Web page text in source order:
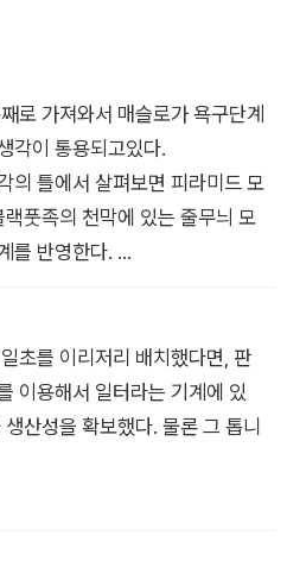
없다. 그 사람들을 믿을 책임이
이 사실이라는 것을 증명해야
것이다. 인종은 논쟁의 대상이
별주의자들과 논쟁을 벌이는 일
주의자들은 인종은 실제로 존재
이 이들의 알리바이다. 과학은
를 확보하게 해준다. ‘누구의 말
당연한 말처럼 보이지만 더 광범
히 살펴보자. 그러면 과학의 기
깊은 목적에 복무한다는 사실
리고 문명화되었다는 것은 동시
’
에 따라 자치구 내의 학교들을 구
을 뜬 지 48년 뒤이긴 하지만, 이
고 말해도 무방하다고 생각한다.
하는 국가라는 골턴의 비전에서
적인 역할을 맡았다. 그는 가장
은 지원하고 장려해야 하는 반면,
그렇게 하지 못하도록 막아야 한
스피어만이나 시릴 버트 같은 심
생각을 품고, 표준화된 지능 시
비전을 현실로 만들었다. 현재
각하는, 지능이 유전되는 것인가
을 도입시켜 영국의 정규 교육 시
겨지면, 명문 그래머 스쿨에 들
문법(grammar)이란 당연히 라
에서 태어난 아들인, 초기의 ‘제3
데 라 베가는 잉카인들이 “셀 수
록했다. 심지어는 전투와 싸움,
고 그들이 남긴 모든 연설과 언
적었다. 키푸 묶음을 읽는 사람
또는 ‘매듭 지킴이’들이었다.
좋게끔 기록을 보관해두고 있
은 이들을 확실히 위협적인 존재
1583년, 스페인 사람들은 페루
건이므로 모두 태워버려야 한다
카에서 벌어진 일에 관한 스페인
게 없애는 방법이었다. 1562년
가 책 27권을 비롯해 마야의 주
고 명령했을 때와 똑같은 수법이
페인의 총과 철만이 아니었다.
주민들은 먼저 제조업에 필요
노동력 구실을, 그다음에는 완성
했다. 이윤과 발전을 끝없이 가
연한 얘기겠지만, 식민지가 사라
우리가 뒤늦게야 인정하게 되었
는다면 말이다).
장한 제조업은 단순히 경제를 혁
업은 사람들이 일하는 방식을 완
는 사람들은 노동을, 그리고 그
융통성 있게 관리할 수가 있었다.
씨, 수확물, 일광 시간에 따라 좌
시간을 쓸 수가 있어서, 심지어
면서 그사이 몇 시간을 깬 채로
삼는 제조업 시스템이 자리를 잡
24시간 내내 일해야 한다는 기
을 하고, 손가락과 팔을 잃고, 이
로 가져와서 매슬로가 욕구단계
각이 통용되고있다.
의 틀에서 살펴보면 피라미드 모
풋족의 천막에 있는 줄무늬 모
를 반영한다.
나이학의 창시자 나르시스 블러
로의 이야기를 가장 먼저 살펴
문제가 있다는 사실이 밝혀졌는
도 결정적이라 할 수 있는 또 다
피라미드모양을 그리지 않았다
초를 이리저리 배치했다면, 판
이용해서 일터라는 기계에 있
산성을 확보했다. 물론 그 톱니
적으로 건너가면서 독자적인 생